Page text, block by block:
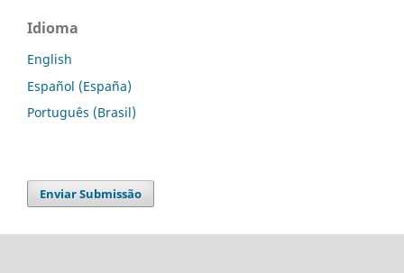
Idioma
English
Español (España)
Português (Brasil)
Enviar Submissão